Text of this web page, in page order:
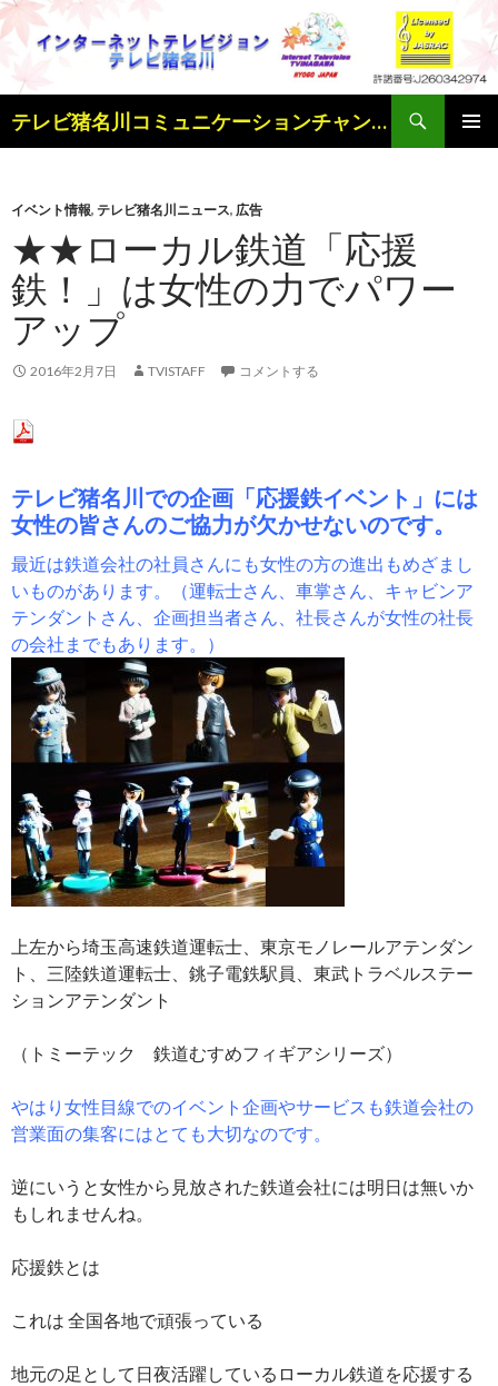
テレビ猪名川コミュニケーションチャンネル
索
ン
へ
ス
キ
ッ
プ
イベント情報, テレビ猪名川ニュース, 広告
★★ローカル鉄道「応援
鉄！」は女性の力でパワー
アップ
2016年2月7日 TVISTAFF コメントする
テレビ猪名川での企画「応援鉄イベント」には
女性の皆さんのご協力が欠かせないのです。
最近は鉄道会社の社員さんにも女性の方の進出もめざまし
いものがあります。（運転士さん、車掌さん、キャビンア
テンダントさん、企画担当者さん、社長さんが女性の社長
の会社までもあります。）
上左から埼玉高速鉄道運転士、東京モノレールアテンダン
ト、三陸鉄道運転士、銚子電鉄駅員、東武トラベルステー
ションアテンダント
（トミーテック 鉄道むすめフィギアシリーズ）
やはり女性目線でのイベント企画やサービスも鉄道会社の
営業面の集客にはとても大切なのです。
逆にいうと女性から見放された鉄道会社には明日は無いか
もしれませんね。
応援鉄とは
これは 全国各地で頑張っている
地元の足として日夜活躍しているローカル鉄道を応援する